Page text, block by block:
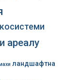
ареалу
ландшафтна